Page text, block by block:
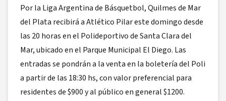
Por la Liga Argentina de Básquetbol, Quilmes de Mar
del Plata recibirá a Atlético Pilar este domingo desde
las 20 horas en el Polideportivo de Santa Clara del
Mar, ubicado en el Parque Municipal El Diego. Las
entradas se pondrán a la venta en la boletería del Poli
a partir de las 18:30 hs, con valor preferencial para
residentes de $900 y al público en general $1200.